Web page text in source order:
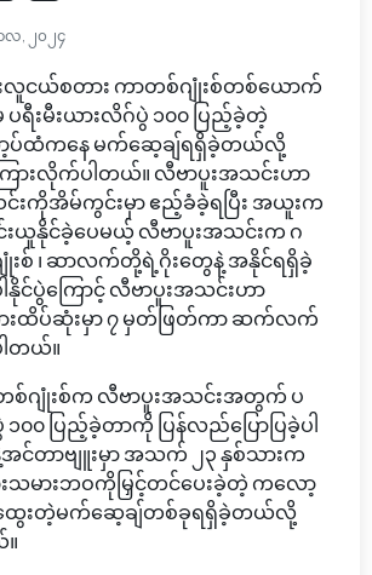
လ, ၂၀၂၄
လူငယ်စတား ကာတစ်ဂျုံးစ်တစ်ယောက်
ရီးမီးယားလိဂ်ပွဲ ၁၀၀ ပြည့်ခဲ့တဲ့
ထံကနေ မက်ဆေ့ချ်ရရှိခဲ့တယ်လို့
ြားလိုက်ပါတယ်။ လီဗာပူးအသင်းဟာ
ကိုအိမ်ကွင်းမှာ ဧည့်ခံခဲ့ရပြီး အယူးက
းယူနိုင်ခဲ့ပေမယ့် လီဗာပူးအသင်းက ဂ
းစ် ၊ ဆာလက်တို့ရဲ့ဂိုးတွေနဲ့ အနိုင်ရရှိခဲ့
င်ပွဲကြောင့် လီဗာပူးအသင်းဟာ
းထိပ်ဆုံးမှာ ၇ မှတ်ဖြတ်ကာ ဆက်လက်
ါတယ်။
တစ်ဂျုံးစ်က လီဗာပူးအသင်းအတွက် ပ
၀၀ ပြည့်ခဲ့တာကို ပြန်လည်ပြောပြခဲ့ပါ
တာဗျူးမှာ အသက် ၂၃ နှစ်သားက
သမားဘဝကိုမြှင့်တင်ပေးခဲ့တဲ့ ကလော့
ထွေးတဲ့မက်ဆေ့ချ်တစ်ခုရရှိခဲ့တယ်လို့
။